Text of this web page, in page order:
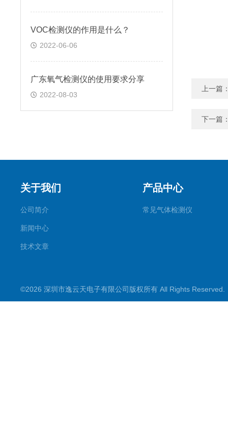
VOC检测仪的作用是什么？
2022-06-06
广东氧气检测仪的使用要求分享
2022-08-03
上一篇
下一篇
关于我们
公司简介
新闻中心
技术文章
产品中心
常见气体检测仪
©2026 深圳市逸云天电子有限公司版权所有 All Rights